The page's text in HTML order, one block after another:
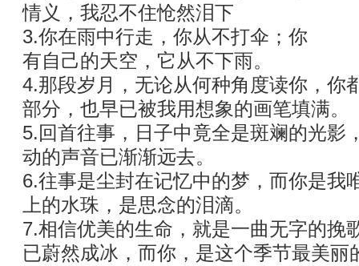
情义，我忍不住怆然泪下
3.你在雨中行走，你从不打伞；你
有自己的天空，它从不下雨。
4.那段岁月，无论从何种角度读你，你
部分，也早已被我用想象的画笔填满。
5.回首往事，日子中竟全是斑斓的光影
动的声音已渐渐远去。
6.往事是尘封在记忆中的梦，而你是我
上的水珠，是思念的泪滴。
7.相信优美的生命，就是一曲无字的挽
已蔚然成冰，而你，是这个季节最美丽